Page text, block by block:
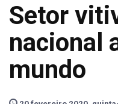
Setor
nacional
mundo